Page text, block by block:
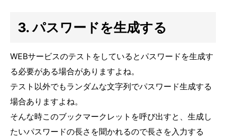
3. パスワードを生成する
WEBサービスのテストをしているとパスワードを生成す
る必要がある場合がありますよね。
テスト以外でもランダムな文字列でパスワード生成する
場合ありますよね。
そんな時このブックマークレットを呼び出すと、生成し
たいパスワードの長さを聞かれるので長さを入力する